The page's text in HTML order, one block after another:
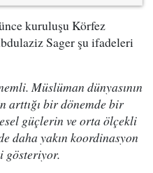
kuruluşu Körfez
Sager şu ifadeleri
Müslüman dünyasının
arttığı bir dönemde bir
güçlerin ve orta ölçekli
daha yakın koordinasyon
gösteriyor.